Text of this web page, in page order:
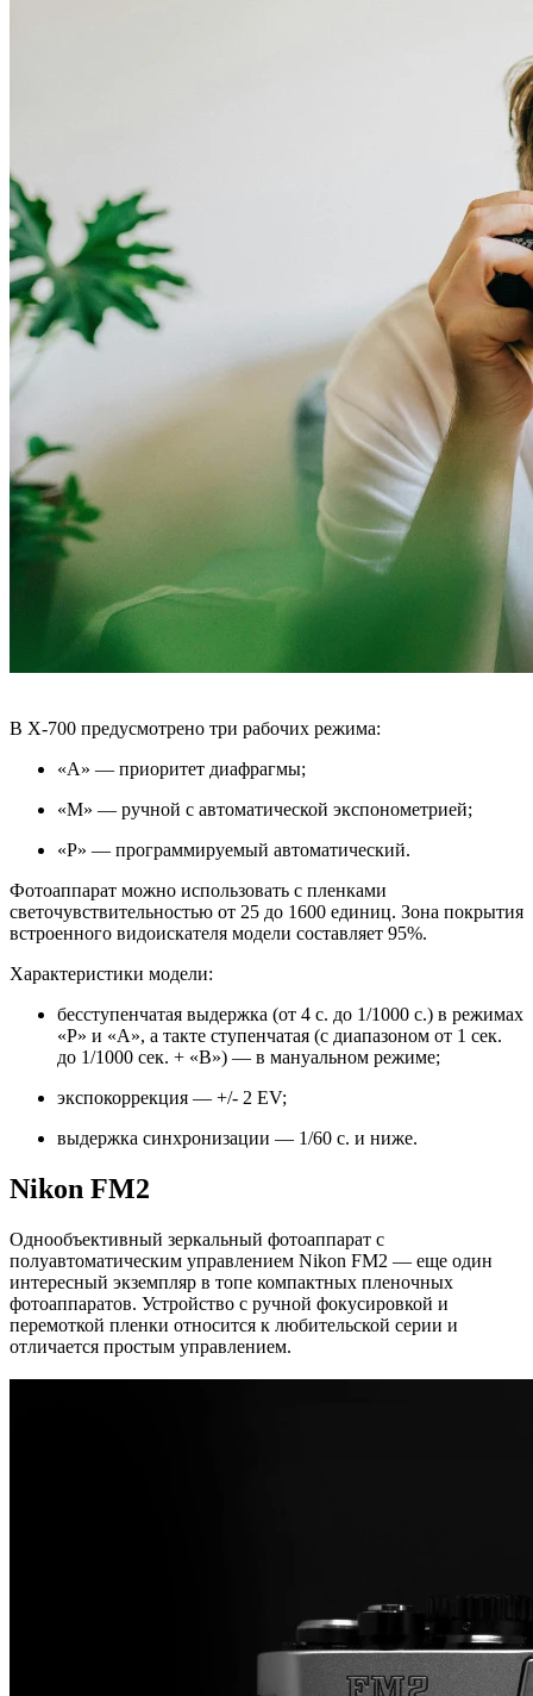
В X-700 предусмотрено три рабочих режима:
«А» — приоритет диафрагмы;
«М» — ручной с автоматической экспонометрией;
«Р» — программируемый автоматический.
Фотоаппарат можно использовать с пленками
светочувствительностью от 25 до 1600 единиц. Зона покрытия
встроенного видоискателя модели составляет 95%.
Характеристики модели:
бесступенчатая выдержка (от 4 с. до 1/1000 с.) в режимах
«Р» и «А», а такте ступенчатая (с диапазоном от 1 сек.
до 1/1000 сек. + «В») — в мануальном режиме;
экспокоррекция — +/- 2 EV;
выдержка синхронизации — 1/60 с. и ниже.
Nikon FM2
Однообъективный зеркальный фотоаппарат с
полуавтоматическим управлением Nikon FM2 — еще один
интересный экземпляр в топе компактных пленочных
фотоаппаратов. Устройство с ручной фокусировкой и
перемоткой пленки относится к любительской серии и
отличается простым управлением.